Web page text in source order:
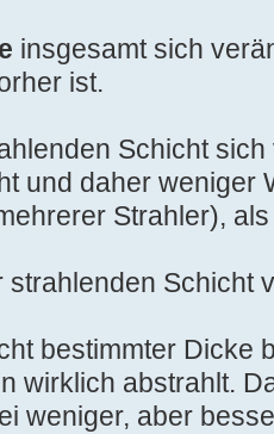
insgesamt sich
ist.
Schicht
und daher weniger
Strahler),
strahlenden Schicht
bestimmter Dicke
wirklich abstrahlt.
weniger, aber